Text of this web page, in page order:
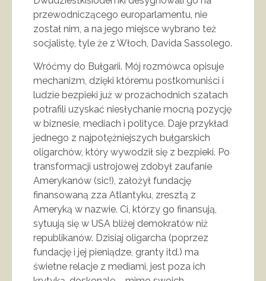
przewodniczącego europarlamentu, nie
został nim, a na jego miejsce wybrano też
socjalistę, tyle że z Włoch, Davida Sassolego.
Wróćmy do Bułgarii. Mój rozmówca opisuje
mechanizm, dzięki któremu postkomuniści i
ludzie bezpieki już w prozachodnich szatach
potrafili uzyskać niesłychanie mocną pozycję
w biznesie, mediach i polityce. Daje przykład
jednego z najpotężniejszych bułgarskich
oligarchów, który wywodził się z bezpieki. Po
transformacji ustrojowej zdobył zaufanie
Amerykanów (sic!), założył fundację
finansowaną zza Atlantyku, zresztą z
Ameryką w nazwie. Ci, którzy go finansują,
sytuują się w USA bliżej demokratów niż
republikanów. Dzisiaj oligarcha (poprzez
fundację i jej pieniądze, granty itd.) ma
świetne relacje z mediami, jest poza ich